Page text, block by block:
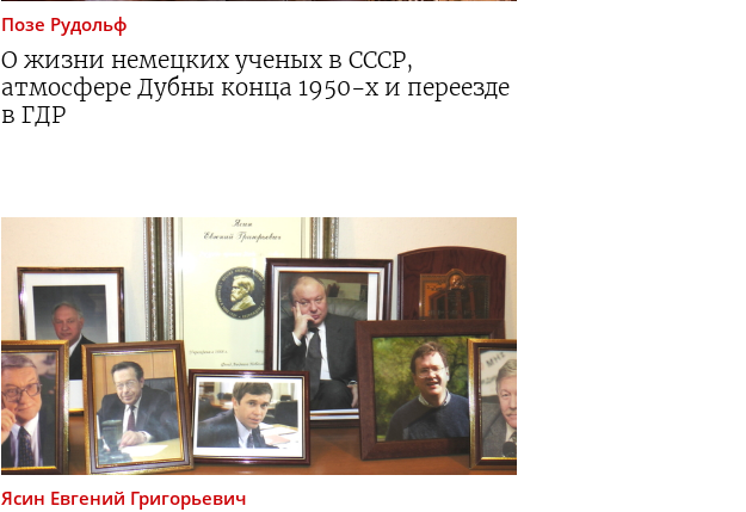
Позе Рудольф
О жизни немецких ученых в СССР,
атмосфере Дубны конца 1950-х и переезде
в ГДР
Ясин Евгений Григорьевич